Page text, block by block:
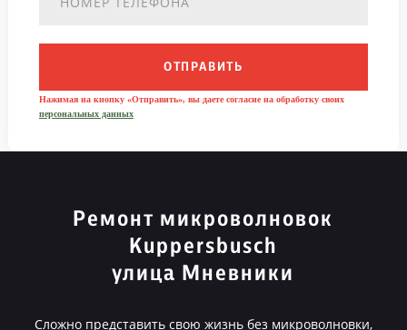
ОТПРАВИТЬ
Нажимая на кнопку «Отправить», вы даете согласие на обработку своих
персональных данных
Ремонт микроволновок
Kuppersbusch
улица Мневники
Сложно представить свою жизнь без микроволновки,